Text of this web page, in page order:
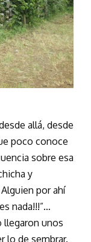
allá, desde
poco conoce
sobre esa
y
por ahí
nada!!!”…
llegaron unos
lo de sembrar.